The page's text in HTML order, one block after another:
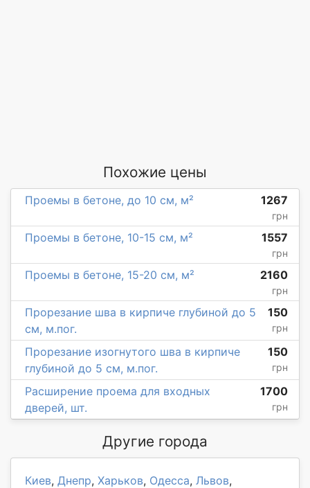
Похожие цены
Проемы в бетоне, до 10 см, м² 1267
грн
Проемы в бетоне, 10-15 см, м² 1557
грн
Проемы в бетоне, 15-20 см, м² 2160
грн
Прорезание шва в кирпиче глубиной до 5
см, м.пог.
150
грн
Прорезание изогнутого шва в кирпиче
глубиной до 5 см, м.пог.
150
грн
Расширение проема для входных
дверей, шт.
1700
грн
Другие города
Киев, Днепр, Харьков, Одесса, Львов,